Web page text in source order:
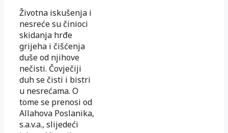
Životna iskušenja i
nesreće su činioci
skidanja hrđe
grijeha i čišćenja
duše od njihove
nečisti. Čovječiji
duh se čisti i bistri
u nesrećama. O
tome se prenosi od
Allahova Poslanika,
s.a.v.a., slijedeći